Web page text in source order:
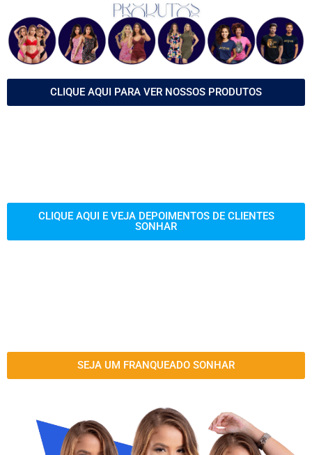
CLIQUE AQUI PARA VER NOSSOS PRODUTOS
CLIQUE AQUI E VEJA DEPOIMENTOS DE CLIENTES
SONHAR
SEJA UM FRANQUEADO SONHAR